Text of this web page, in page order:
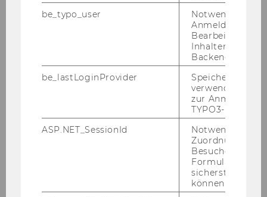
Aktuelles
Auslandssemester
be_typo_user
Notwendig für
Anmeldung und
Bearbeitung von
Inhalten im
Backend.
be_lastLoginProvider
Speichert die
verwendete
zur Anmeldung
TYPO3-Backend.
ASP.NET_SessionId
Notwendig, um
Zuordnung von
Besucher zu
sicherstellen zu
können.